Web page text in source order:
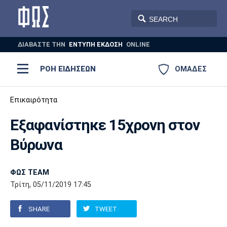
ΔΙΑΒΑΣΤΕ THN ΕΝΤΥΠΗ ΕΚΔΟΣΗ ONLINE
ΟΜΑΔΕΣ
ΡΟΗ ΕΙΔΗΣΕΩΝ
ΠΟΔΟΣΦΑΙΡΟ
ΒΟΛΕΪ ΠΟΛΟ
AUTO-MOTO
Ποδόσφαιρο
Super League 1
Super League 2
Γ Εθνική
Ελλάδα
Μπάσκετ
Ελλάδα
Εθνική
EuroLeague
Ολυμπιακοί Αγώνες
Βόλεϊ
Πόλο
Ολυμπιακός
Παναθηναϊκός Ατρόμητος
Επικαιρότητα
Εξαφανίστηκε 15χρονη στον
Βύρωνα
ΦΩΣ TEAM
Τρίτη, 05/11/2019 17:45
SHARE TWEET